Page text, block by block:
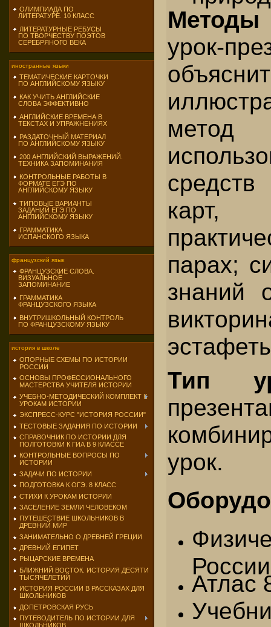
ОЛИМПИАДА ПО
ЛИТЕРАТУРЕ. 10 КЛАСС
ЛИТЕРАТУРНЫЕ РЕБУСЫ
ПО ТВОРЧЕСТВУ ПОЭТОВ
СЕРЕБРЯНОГО ВЕКА
иностранные языки
ТЕМАТИЧЕСКИЕ КАРТОЧКИ
ПО АНГЛИЙСКОМУ ЯЗЫКУ
КАК УЧИТЬ АНГЛИЙСКИЕ
СЛОВА ЭФФЕКТИВНО
АНГЛИЙСКИЕ ВРЕМЕНА В
ТЕКСТАХ И УПРАЖНЕНИЯХ
РАЗДАТОЧНЫЙ МАТЕРИАЛ
ПО АНГЛИЙСКОМУ ЯЗЫКУ
200 АНГЛИЙСКИЙ ВЫРАЖЕНИЙ.
ТЕХНИКА ЗАПОМИНАНИЯ
КОНТРОЛЬНЫЕ РАБОТЫ В
ФОРМАТЕ ЕГЭ ПО
АНГЛИЙСКОМУ ЯЗЫКУ
ТИПОВЫЕ ВАРИАНТЫ
ЗАДАНИЙ ЕГЭ ПО
АНГЛИЙСКОМУ ЯЗЫКУ
ГРАММАТИКА
ИСПАНСКОГО ЯЗЫКА
французский язык
ФРАНЦУЗСКИЕ СЛОВА.
ВИЗУАЛЬНОЕ
ЗАПОМИНАНИЕ
ГРАММАТИКА
ФРАНЦУЗСКОГО ЯЗЫКА
ВНУТРИШКОЛЬНЫЙ КОНТРОЛЬ
ПО ФРАНЦУЗСКОМУ ЯЗЫКУ
история в школе
ОПОРНЫЕ СХЕМЫ ПО ИСТОРИИ
РОССИИ
ОСНОВЫ ПРОФЕССИОНАЛЬНОГО
МАСТЕРСТВА УЧИТЕЛЯ ИСТОРИИ
УЧЕБНО-МЕТОДИЧЕСКИЙ КОМПЛЕКТ К
УРОКАМ ИСТОРИИ
ЭКСПРЕСС-КУРС "ИСТОРИЯ РОССИИ"
ТЕСТОВЫЕ ЗАДАНИЯ ПО ИСТОРИИ
СПРАВОЧНИК ПО ИСТОРИИ ДЛЯ
ПОЛГОТОВКИ К ГИА В 9 КЛАССЕ
КОНТРОЛЬНЫЕ ВОПРОСЫ ПО
ИСТОРИИ
ЗАДАЧИ ПО ИСТОРИИ
ПОДГОТОВКА К ОГЭ. 8 КЛАСС
СТИХИ К УРОКАМ ИСТОРИИ
ЗАСЕЛЕНИЕ ЗЕМЛИ ЧЕЛОВЕКОМ
ПУТЕШЕСТВИЕ ШКОЛЬНИКОВ В
ДРЕВНИЙ МИР
ЗАНИМАТЕЛЬНО О ДРЕВНЕЙ ГРЕЦИИ
ДРЕВНИЙ ЕГИПЕТ
РЫЦАРСКИЕ ВРЕМЕНА
БЛИЖНИЙ ВОСТОК. ИСТОРИЯ ДЕСЯТИ
ТЫСЯЧЕЛЕТИЙ
ИСТОРИЯ РОССИИ В РАССКАЗАХ ДЛЯ
ШКОЛЬНИКОВ
ДОПЕТРОВСКАЯ РУСЬ
ПУТЕВОДИТЕЛЬ ПО ИСТОРИИ ДЛЯ
ШКОЛЬНИКОВ
урок-
карт,
парах;
знаний
Тип
урок.
Атлас